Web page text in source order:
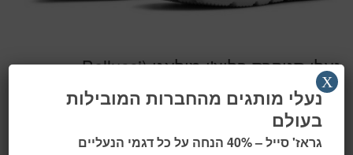
נעלי סניקרס בלוצ'י מילאנו (Bellucci
Milano)
נעלי מותגים מהחברות המובילות
בעולם
גראז' סייל – 40% הנחה על כל דגמי הנעליים
X